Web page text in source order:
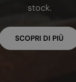
stock.
SCOPRI DI PIÙ